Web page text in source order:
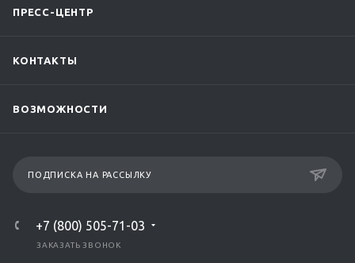
ПРЕСС-ЦЕНТР
КОНТАКТЫ
ВОЗМОЖНОСТИ
ПОДПИСКА НА РАССЫЛКУ
+7 (800) 505-71-03
ЗАКАЗАТЬ ЗВОНОК